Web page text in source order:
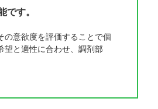
です。
の意欲度を評価することで個
望と適性に合わせ、調剤部